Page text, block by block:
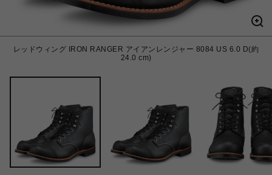
レッドウィング IRON RANGER アイアンレンジャー 8084 US 6.0 D(約
24.0 cm)